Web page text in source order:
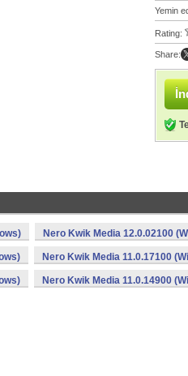
Yemin
Rating:
Share:
Nero Kwik Media 12.0.02100
Nero Kwik Media 11.0.17100
Nero Kwik Media 11.0.14900